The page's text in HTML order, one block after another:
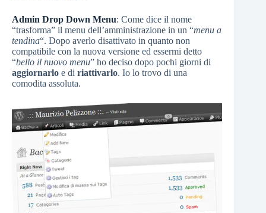
Admin Drop Down Menu: Come dice il nome
“trasforma” il menu dell’amministrazione in un “menu a
tendina“. Dopo averlo disattivato in quanto non
compatibile con la nuova versione ed essermi detto
“bello il nuovo menu” ho deciso dopo pochi giorni di
aggiornarlo e di riattivarlo. Io lo trovo di una
comodita assoluta.